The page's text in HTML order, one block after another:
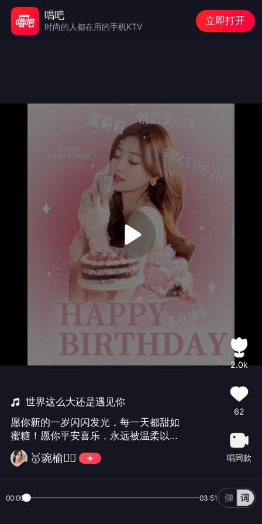
世界这么大还是遇见你
愿你新的一岁闪闪发光，每一天都甜如
蜜糖！愿你平安喜乐，永远被温柔以
待，快乐加倍，幸福常伴！#祝@°ʚ倾
芯ɞ° 生日快乐，一切如愿！#
🥇琬榆🧚‍♀️
2.0k
62
唱同款
00:00 03:51
唱吧
时尚的人都在用的手机KTV
立即打开